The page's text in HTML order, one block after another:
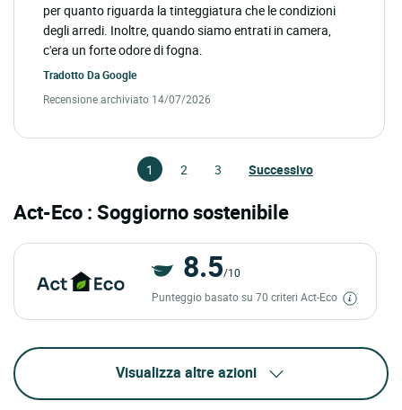
per quanto riguarda la tinteggiatura che le condizioni
degli arredi. Inoltre, quando siamo entrati in camera,
c'era un forte odore di fogna.
Tradotto DaGoogle
Recensione archiviato 14/07/2026
1 2 3 Successivo
Act-Eco : Soggiorno sostenibile
8.5/10
Punteggio basato su 70 criteri Act-Eco
Visualizza altre azioni